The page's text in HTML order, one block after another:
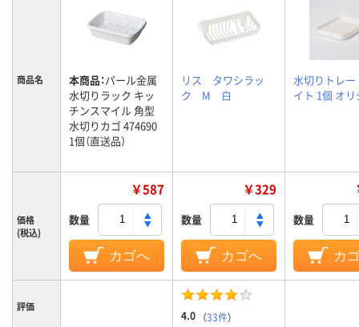
商品名 本商品：パール金属
水切りラック キッ
チンスマイル 角型
水切りカゴ 474690
1個（直送品）
リス タワシラッ
ク M 白
水切りトレー
イト 1個 オ
価格
(税込)
￥587
数量
カゴへ
￥329
数量
カゴへ
数量
カ
評価
4.0 （33件）